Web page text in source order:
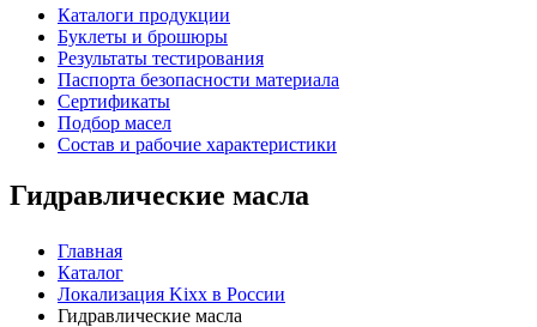
Каталоги продукции
Буклеты и брошюры
Результаты тестирования
Паспорта безопасности материала
Сертификаты
Подбор масел
Состав и рабочие характеристики
Гидравлические масла
Главная
Каталог
Локализация Kixx в России
Гидравлические масла